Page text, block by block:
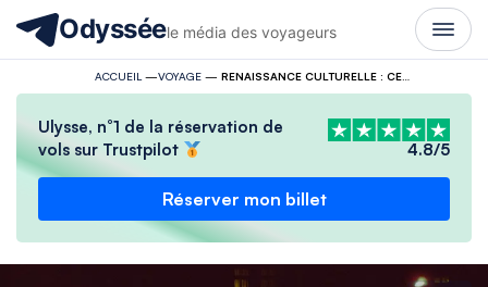
Odysséele média des voyageurs
ACCUEIL —VOYAGE— RENAISSANCE CULTURELLE : CES LIEUX MYTHIQUES ROUVRENT LEURS PORTES EN JANVIER 2026 À PARIS
Ulysse, n°1 de la réservation de
vols sur Trustpilot
4.8/5
Réserver mon billet